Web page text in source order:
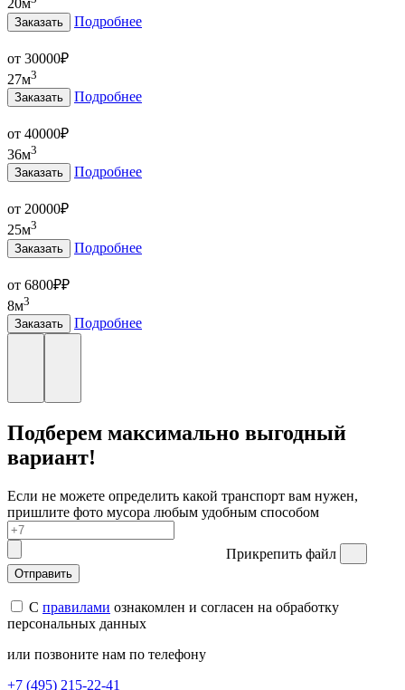
20м
Заказать
Подробнее
от 30000₽
27м3
Заказать
Подробнее
от 40000₽
36м3
Заказать
Подробнее
от 20000₽
25м3
Заказать
Подробнее
от 6800₽₽
8м3
Заказать
Подробнее
Подберем максимально выгодный
вариант!
Если не можете определить какой транспорт вам нужен,
пришлите фото мусора любым удобным способом
Прикрепить файл
Отправить
С правилами ознакомлен и согласен на обработку
персональных данных
или позвоните нам по телефону
+7 (495) 215-22-41